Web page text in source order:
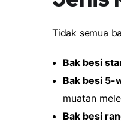
Tidak semua
Bak besi
Bak besi 5-
muatan
Bak besi